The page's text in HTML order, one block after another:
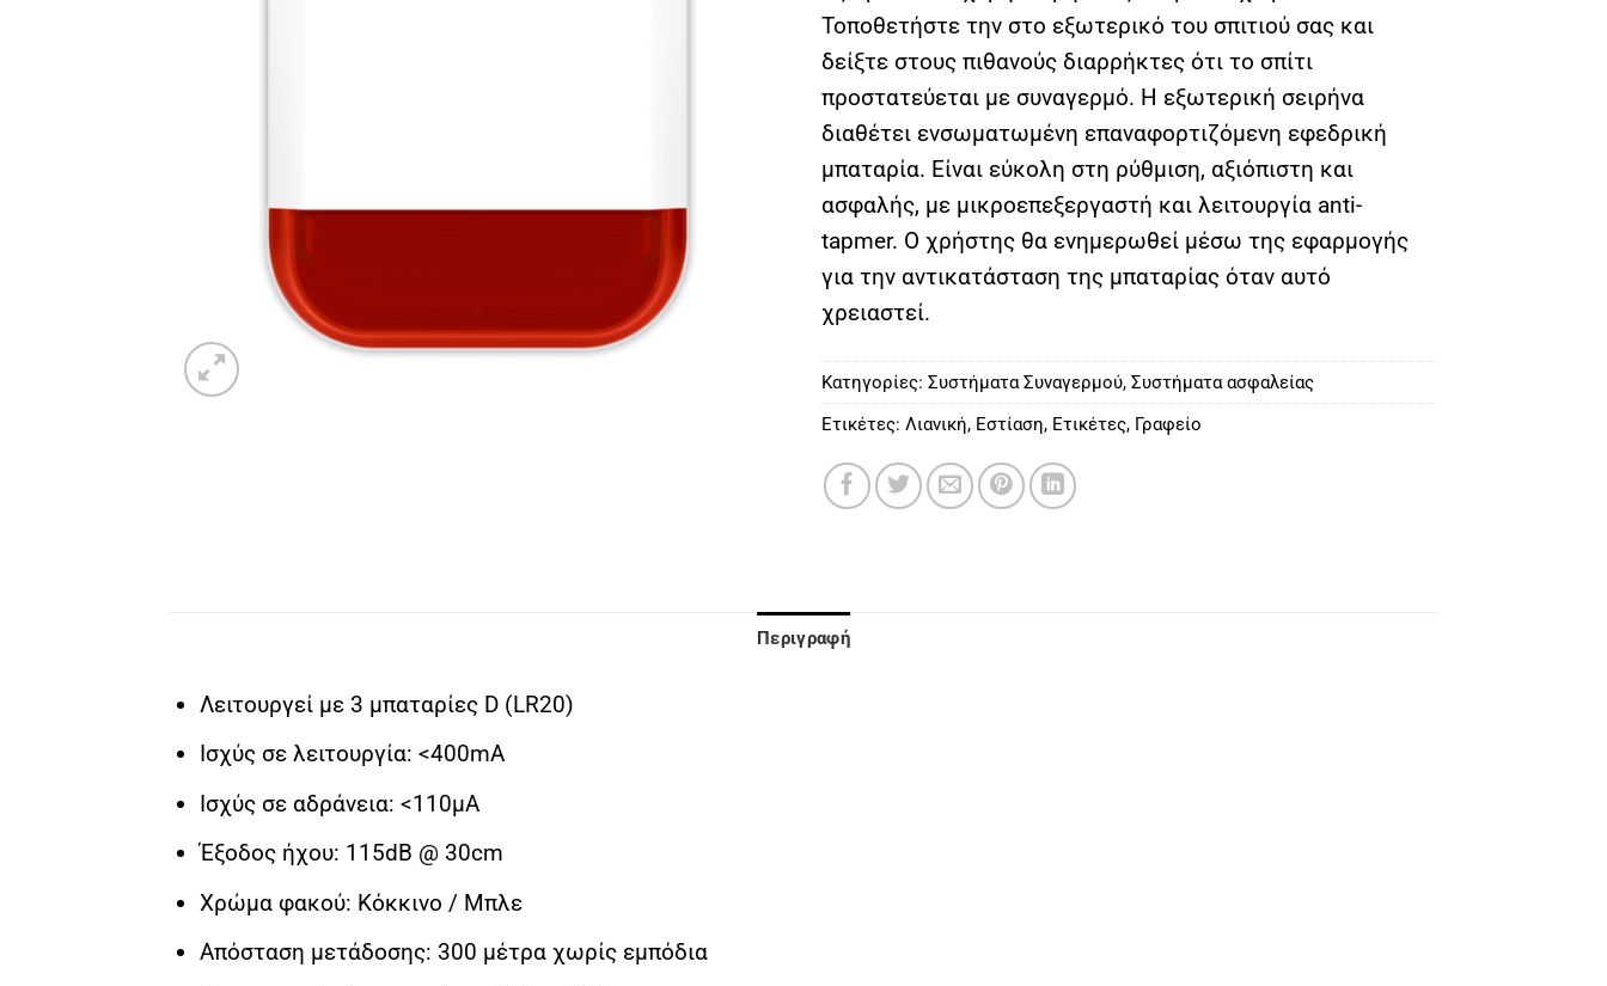
Τοποθετήστε την στο εξωτερικό του σπιτιού σας και
δείξτε στους πιθανούς διαρρήκτες ότι το σπίτι
προστατεύεται με συναγερμό. Η εξωτερική σειρήνα
διαθέτει ενσωματωμένη επαναφορτιζόμενη εφεδρική
μπαταρία. Είναι εύκολη στη ρύθμιση, αξιόπιστη και
ασφαλής, με μικροεπεξεργαστή και λειτουργία anti-
tapmer. Ο χρήστης θα ενημερωθεί μέσω της εφαρμογής
για την αντικατάσταση της μπαταρίας όταν αυτό
χρειαστεί.
Κατηγορίες: Συστήματα Συναγερμού, Συστήματα ασφαλείας
Ετικέτες: Λιανική, Εστίαση, Ετικέτες, Γραφείο
Περιγραφή
Λειτουργεί με 3 μπαταρίες D (LR20)
Ισχύς σε λειτουργία: <400mA
Ισχύς σε αδράνεια: <110μΑ
Έξοδος ήχου: 115dB @ 30cm
Χρώμα φακού: Κόκκινο / Μπλε
Απόσταση μετάδοσης: 300 μέτρα χωρίς εμπόδια